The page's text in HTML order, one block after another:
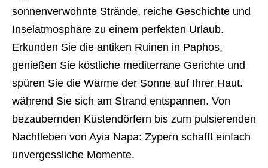
sonnenverwöhnte Strände, reiche Geschichte und
Inselatmosphäre zu einem perfekten Urlaub.
Erkunden Sie die antiken Ruinen in Paphos,
genießen Sie köstliche mediterrane Gerichte und
spüren Sie die Wärme der Sonne auf Ihrer Haut.
während Sie sich am Strand entspannen. Von
bezaubernden Küstendörfern bis zum pulsierenden
Nachtleben von Ayia Napa: Zypern schafft einfach
unvergessliche Momente.